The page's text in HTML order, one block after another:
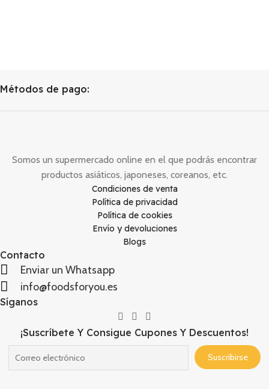
Métodos de pago:
Somos un supermercado online en el que podrás encontrar
productos asiáticos, japoneses, coreanos, etc.
Condiciones de venta
Política de privacidad
Política de cookies
Envío y devoluciones
Blogs
Contacto
Enviar un Whatsapp
info@foodsforyou.es
Síganos
¡Suscríbete Y Consigue Cupones Y Descuentos!